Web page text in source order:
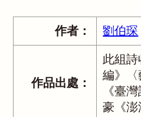
作者： 劉伯琛
作品出處：
此組
編》
《臺
豪《澎